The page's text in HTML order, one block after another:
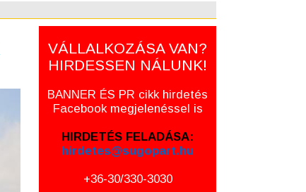
VÁLLALKOZÁSA VAN?
HIRDESSEN NÁLUNK!
BANNER ÉS PR cikk hirdetés
Facebook megjelenéssel is
HIRDETÉS FELADÁSA:
hirdetes@sugopart.hu
+36-30/330-3030